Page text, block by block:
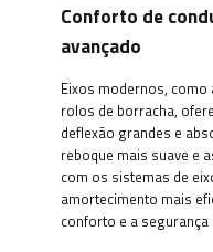
Conforto de
avançado
Eixos modernos, como
rolos de borracha,
deflexão grandes e
reboque mais suave e
com os sistemas de
amortecimento mais
conforto e a